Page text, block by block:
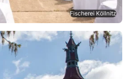
Fischerei Köllnitz